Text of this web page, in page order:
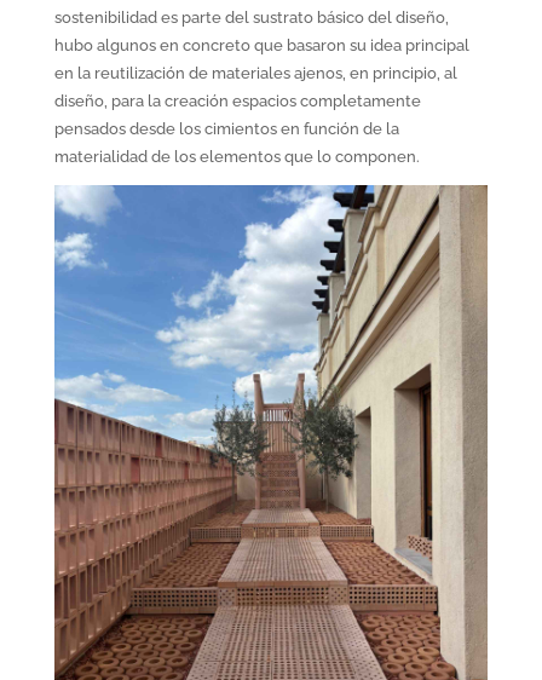
sostenibilidad es parte del sustrato básico del diseño,
hubo algunos en concreto que basaron su idea principal
en la reutilización de materiales ajenos, en principio, al
diseño, para la creación espacios completamente
pensados desde los cimientos en función de la
materialidad de los elementos que lo componen.